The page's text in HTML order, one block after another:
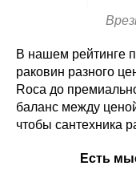
В нашем рейтинге
раковин разного
Roca до
баланс между
чтобы сантехника
Есть